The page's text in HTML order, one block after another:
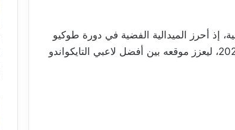
إذ أحرز الميدالية الفضية في دورة طوكيو
2020+1، ثم أضاف الميدالية البرونزية في نسخة باريس 2024، ليعزز موقعه بين أفضل لاعبي التايكواندو